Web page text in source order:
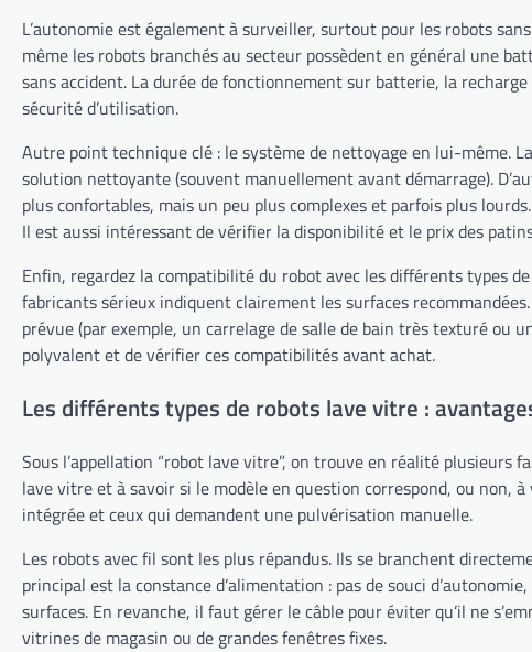
L’autonomie est également à surveiller, surtout pour les robots
même les robots branchés au secteur possèdent en général une
sans accident. La durée de fonctionnement sur batterie, la
sécurité d’utilisation.
Autre point technique clé : le système de nettoyage en lui-même.
solution nettoyante (souvent manuellement avant démarrage).
plus confortables, mais un peu plus complexes et parfois plus
Il est aussi intéressant de vérifier la disponibilité et le prix des
Enfin, regardez la compatibilité du robot avec les différents types
fabricants sérieux indiquent clairement les surfaces
prévue (par exemple, un carrelage de salle de bain très texturé ou
polyvalent et de vérifier ces compatibilités avant achat.
Les différents types de robots lave vitre :
Sous l’appellation “robot lave vitre”, on trouve en réalité plusieurs
lave vitre et à savoir si le modèle en question correspond, ou non,
intégrée et ceux qui demandent une pulvérisation manuelle.
Les robots avec fil sont les plus répandus. Ils se branchent
principal est la constance d’alimentation : pas de souci
surfaces. En revanche, il faut gérer le câble pour éviter qu’il ne
vitrines de magasin ou de grandes fenêtres fixes.